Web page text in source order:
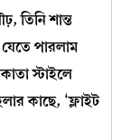
তিনি শান্ত
পারলাম
স্টাইলে
কাছে, ‘ফ্লাইট